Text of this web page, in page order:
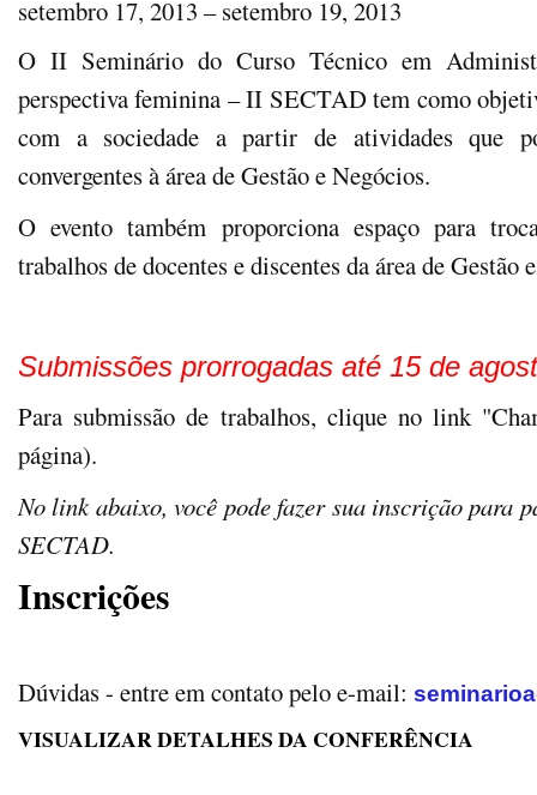
setembro 17, 2013 – setembro 19, 2013
O II Seminário do Curso Técnico em
perspectiva feminina – II SECTAD tem como
com a sociedade a partir de atividades que
convergentes à área de Gestão e Negócios.
O evento também proporciona espaço para
trabalhos de docentes e discentes da área de Gestão
Submissões prorrogadas até 15 de
Para submissão de trabalhos, clique no link
página).
No link abaixo, você pode fazer sua inscrição para
SECTAD.
Inscrições
Dúvidas - entre em contato pelo e-mail:
VISUALIZAR DETALHES DA CONFERÊNCIA